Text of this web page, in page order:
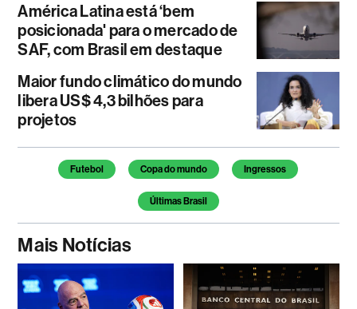
América Latina está ‘bem
posicionada' para o mercado de
SAF, com Brasil em destaque
Maior fundo climático do mundo
libera US$ 4,3 bilhões para
projetos
Temas deste artigo
Futebol Copa do mundo Ingressos
Últimas Brasil
Mais Notícias